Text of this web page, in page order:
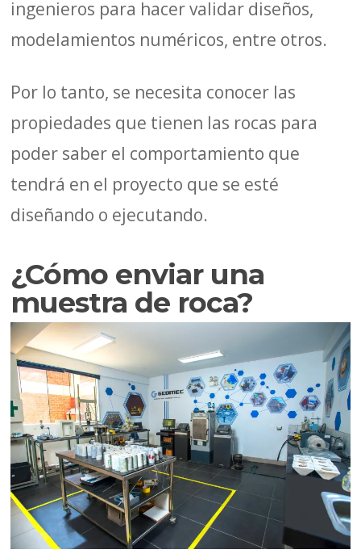
ingenieros para hacer validar diseños,
modelamientos numéricos, entre otros.
Por lo tanto, se necesita conocer las
propiedades que tienen las rocas para
poder saber el comportamiento que
tendrá en el proyecto que se esté
diseñando o ejecutando.
¿Cómo enviar una
muestra de roca?